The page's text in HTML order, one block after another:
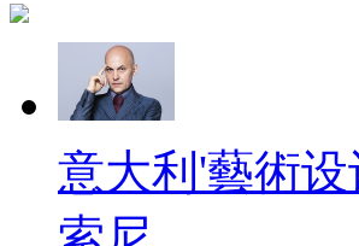
意大利'藝術设